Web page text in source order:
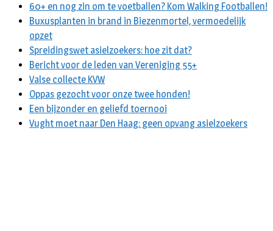
60+ en nog zin om te voetballen? Kom Walking Footballen!
Buxusplanten in brand in Biezenmortel, vermoedelijk
opzet
Spreidingswet asielzoekers: hoe zit dat?
Bericht voor de leden van Vereniging 55+
Valse collecte KVW
Oppas gezocht voor onze twee honden!
Een bijzonder en geliefd toernooi
Vught moet naar Den Haag: geen opvang asielzoekers